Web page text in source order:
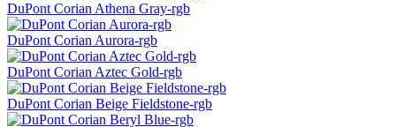
DuPont Corian Athena Gray-rgb
DuPont Corian Aurora-rgb
DuPont Corian Aztec Gold-rgb
DuPont Corian Beige Fieldstone-rgb